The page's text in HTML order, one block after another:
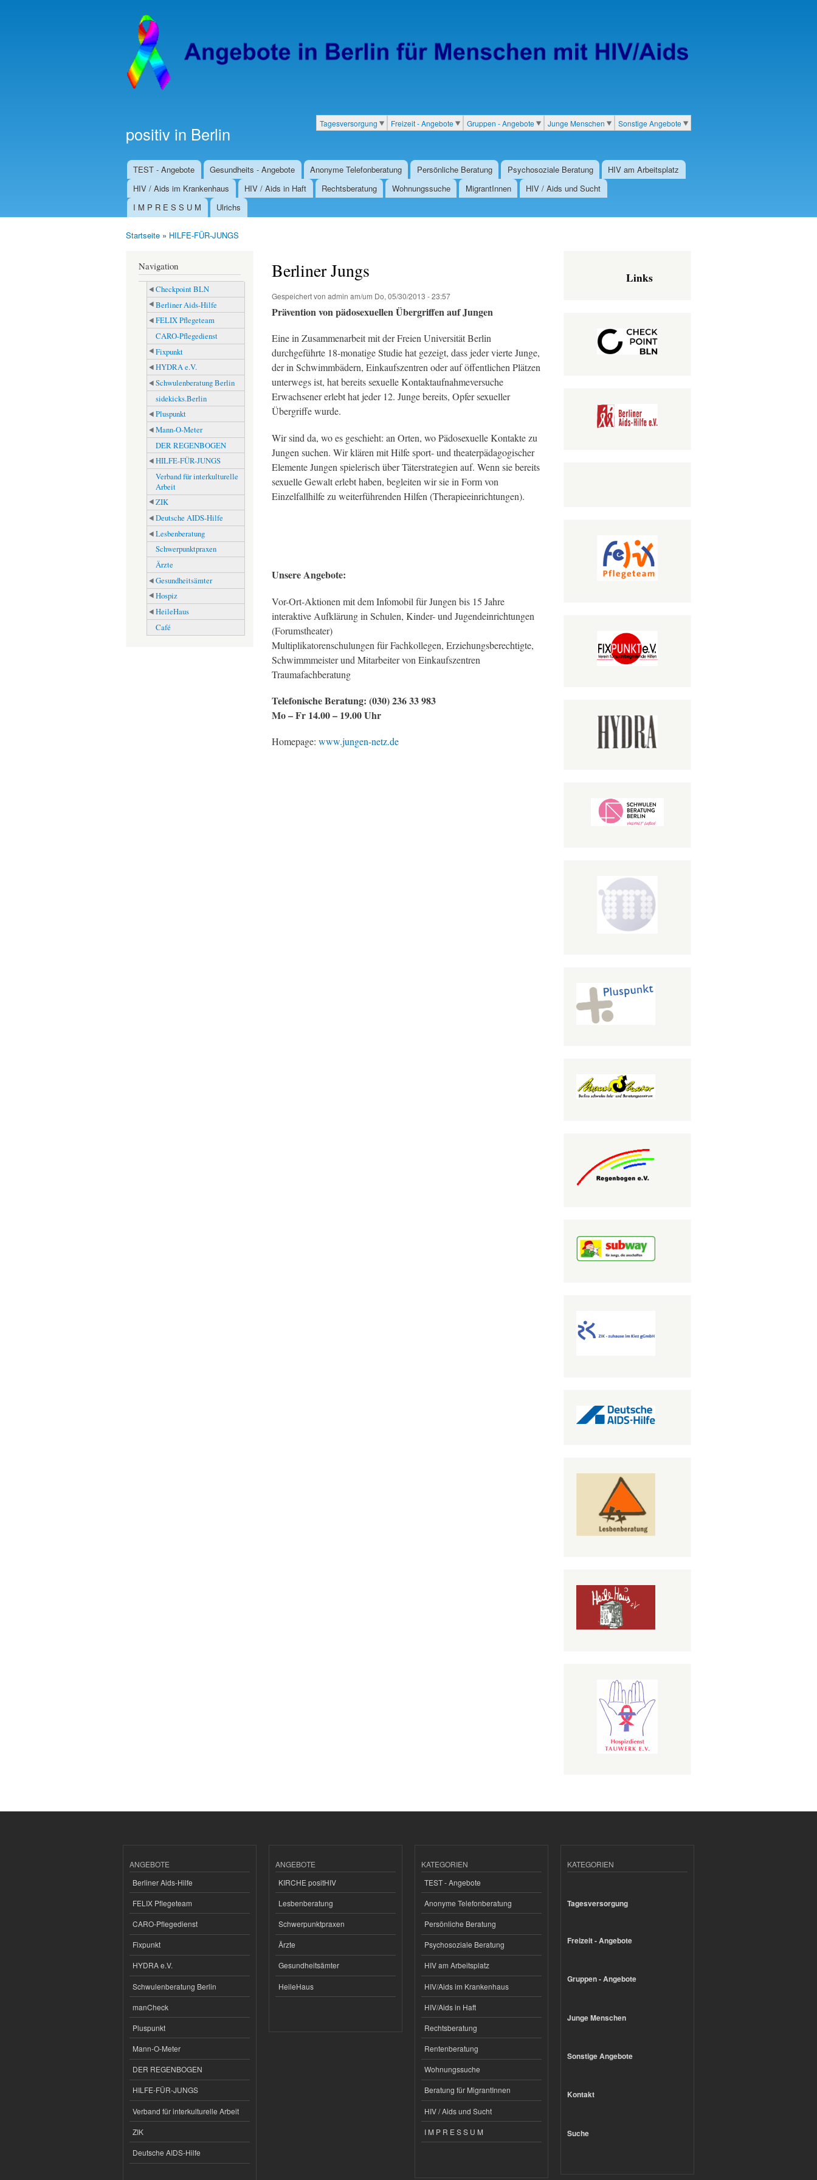
positiv in Berlin Kategorien
Tagesversorgung Freizeit - Angebote Gruppen - Angebote Junge Menschen Sonstige Angebote
Hauptmenü
TEST - Angebote Gesundheits - Angebote Anonyme Telefonberatung Persönliche Beratung Psychosoziale Beratung
HIV am Arbeitsplatz
HIV / Aids im Krankenhaus
HIV / Aids in Haft Rechtsberatung Wohnungssuche MigrantInnen
HIV / Aids und Sucht
I M P R E S S U M
Ulrichs
Startseite » HILFE-FÜR-JUNGS
Navigation
Checkpoint BLN
Berliner Aids-Hilfe
FELIX Pflegeteam
CARO-Pflegedienst
Fixpunkt
HYDRA e.V.
Schwulenberatung Berlin
sidekicks.Berlin
Pluspunkt
Mann-O-Meter
DER REGENBOGEN
HILFE-FÜR-JUNGS
Verband für interkulturelle
Arbeit
ZIK
Deutsche AIDS-Hilfe
Lesbenberatung
Schwerpunktpraxen
Ärzte
Gesundheitsämter
Hospiz
HeileHaus
Café
Berliner Jungs
Gespeichert von admin am/um Do, 05/30/2013 - 23:57
Prävention von pädosexuellen Übergriffen auf Jungen
Eine in Zusammenarbeit mit der Freien Universität Berlin
durchgeführte 18-monatige Studie hat gezeigt, dass jeder vierte Junge,
der in Schwimmbädern, Einkaufszentren oder auf öffentlichen Plätzen
unterwegs ist, hat bereits sexuelle Kontaktaufnahmeversuche
Erwachsener erlebt hat jeder 12. Junge bereits, Opfer sexueller
Übergriffe wurde.
Wir sind da, wo es geschieht: an Orten, wo Pädosexuelle Kontakte zu
Jungen suchen. Wir klären mit Hilfe sport- und theaterpädagogischer
Elemente Jungen spielerisch über Täterstrategien auf. Wenn sie bereits
sexuelle Gewalt erlebt haben, begleiten wir sie in Form von
Einzelfallhilfe zu weiterführenden Hilfen (Therapieeinrichtungen).
Unsere Angebote:
Vor-Ort-Aktionen mit dem Infomobil für Jungen bis 15 Jahre
interaktive Aufklärung in Schulen, Kinder- und Jugendeinrichtungen
(Forumstheater)
Multiplikatorenschulungen für Fachkollegen, Erziehungsberechtigte,
Schwimmmeister und Mitarbeiter von Einkaufszentren
Traumafachberatung
Telefonische Beratung: (030) 236 33 983
Mo – Fr 14.00 – 19.00 Uhr
Homepage: www.jungen-netz.de
Links
ANGEBOTE
Berliner Aids-Hilfe
FELIX Pflegeteam
CARO-Pflegedienst
Fixpunkt
HYDRA e.V.
Schwulenberatung Berlin
manCheck
Pluspunkt
Mann-O-Meter
DER REGENBOGEN
HILFE-FÜR-JUNGS
Verband für interkulturelle Arbeit
ZIK
Deutsche AIDS-Hilfe
ANGEBOTE
KIRCHE positHIV
Lesbenberatung
Schwerpunktpraxen
Ärzte
Gesundheitsämter
HeileHaus
KATEGORIEN
TEST - Angebote
Anonyme Telefonberatung
Persönliche Beratung
Psychosoziale Beratung
HIV am Arbeitsplatz
HIV/Aids im Krankenhaus
HIV/Aids in Haft
Rechtsberatung
Rentenberatung
Wohnungssuche
Beratung für MigrantInnen
HIV / Aids und Sucht
I M P R E S S U M
KATEGORIEN
Tagesversorgung
Freizeit - Angebote
Gruppen - Angebote
Junge Menschen
Sonstige Angebote
Kontakt
Suche